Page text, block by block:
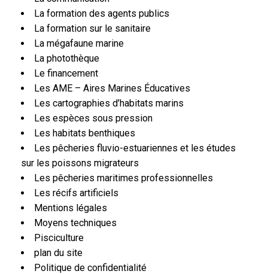
La formation des agents publics
La formation sur le sanitaire
La mégafaune marine
La photothèque
Le financement
Les AME – Aires Marines Éducatives
Les cartographies d’habitats marins
Les espèces sous pression
Les habitats benthiques
Les pêcheries fluvio-estuariennes et les études
sur les poissons migrateurs
Les pêcheries maritimes professionnelles
Les récifs artificiels
Mentions légales
Moyens techniques
Pisciculture
plan du site
Politique de confidentialité